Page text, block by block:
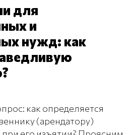
для
и
нужд: как
как определяется
(арендатору)